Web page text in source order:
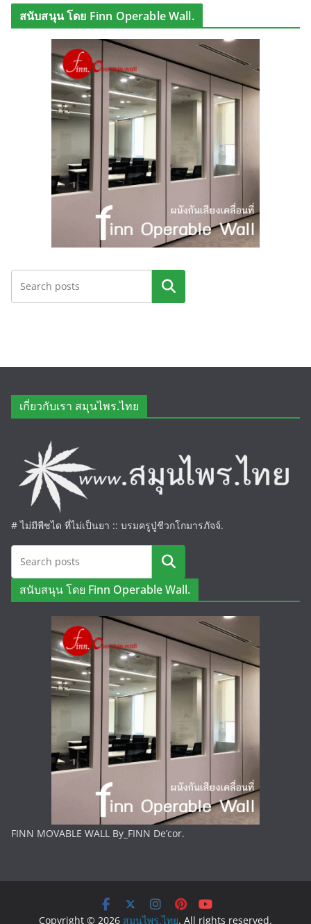
สนับสนุน โดย Finn Operable Wall.
ค้นหา
เกี่ยวกับเรา สมุนไพร.ไทย
# ไม่มีพืชได ที่ไม่เป็นยา :: บรมครูปู่ชีวกโกมารภัจจ์.
ค้นหา
สนับสนุน โดย Finn Operable Wall.
FINN MOVABLE WALL By_FINN De’cor.
Copyright © 2026 สมุนไพร.ไทย. All rights reserved.